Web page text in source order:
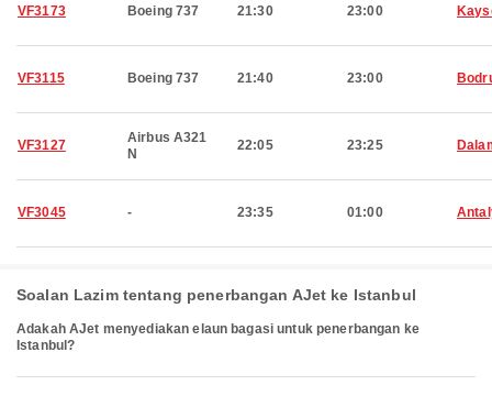
VF3173 Boeing 737 21:30 23:00
VF3115 Boeing 737 21:40 23:00
VF3127
Airbus A321
N
22:05 23:25
VF3045 - 23:35 01:00
Soalan Lazim tentang penerbangan AJet ke Istanbul
Adakah AJet menyediakan elaun bagasi untuk penerbangan ke
Istanbul?